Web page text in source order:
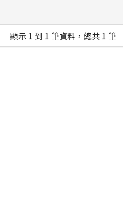
顯示 1 到 1 筆資料，總共 1 筆